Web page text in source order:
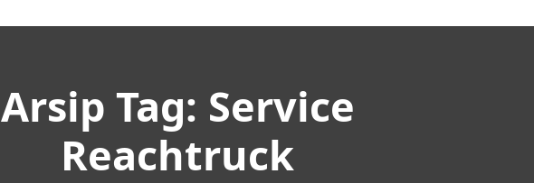
Arsip Tag: Service
Reachtruck